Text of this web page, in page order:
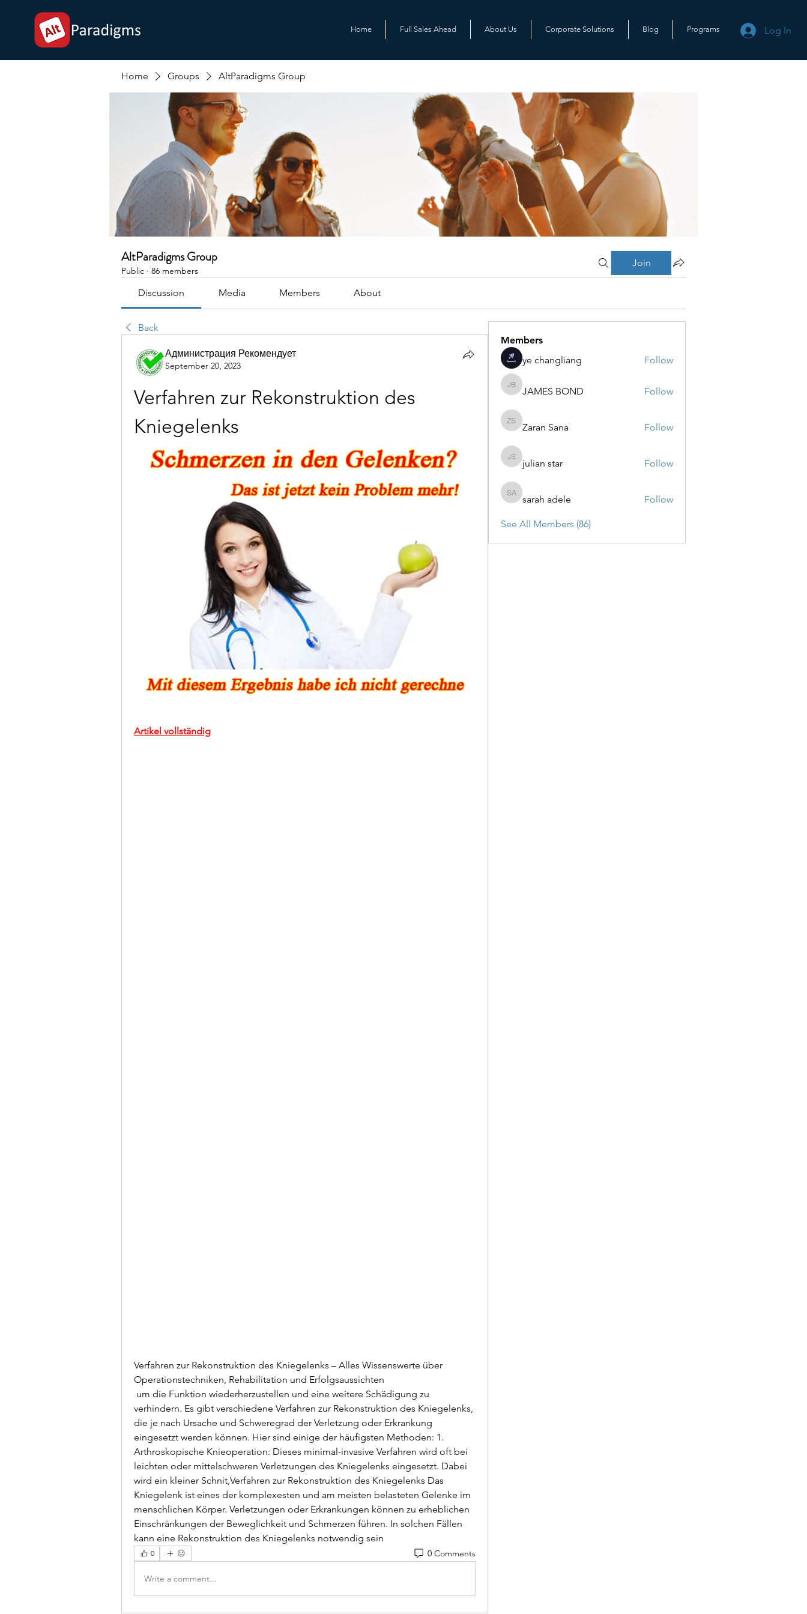
Home Full Sales Ahead About Us Corporate Solutions Blog Programs Log In
Home Groups AltParadigms Group
AltParadigms Group
Public · 86 members
Join
Discussion Media Members About
Back
Администрация Рекомендует
September 20, 2023
Verfahren zur Rekonstruktion des
Kniegelenks
Artikel vollständig
Verfahren zur Rekonstruktion des Kniegelenks – Alles Wissenswerte über
Operationstechniken, Rehabilitation und Erfolgsaussichten
verhindern. Es gibt verschiedene Verfahren zur Rekonstruktion des Kniegelenks,
die je nach Ursache und Schweregrad der Verletzung oder Erkrankung
eingesetzt werden können. Hier sind einige der häufigsten Methoden: 1.
Arthroskopische Knieoperation: Dieses minimal-invasive Verfahren wird oft bei
leichten oder mittelschweren Verletzungen des Kniegelenks eingesetzt. Dabei
wird ein kleiner Schnit,Verfahren zur Rekonstruktion des Kniegelenks Das
Kniegelenk ist eines der komplexesten und am meisten belasteten Gelenke im
menschlichen Körper. Verletzungen oder Erkrankungen können zu erheblichen
Einschränkungen der Beweglichkeit und Schmerzen führen. In solchen Fällen
kann eine Rekonstruktion des Kniegelenks notwendig sein
0 0 Comments
Write a comment...
Members
ye changliang
Follow
JAMES BOND
JAMES BOND Follow
Zaran Sana
Zaran Sana Follow
julian star
julian star Follow
sarah adele
sarah adele Follow
See All Members (86)